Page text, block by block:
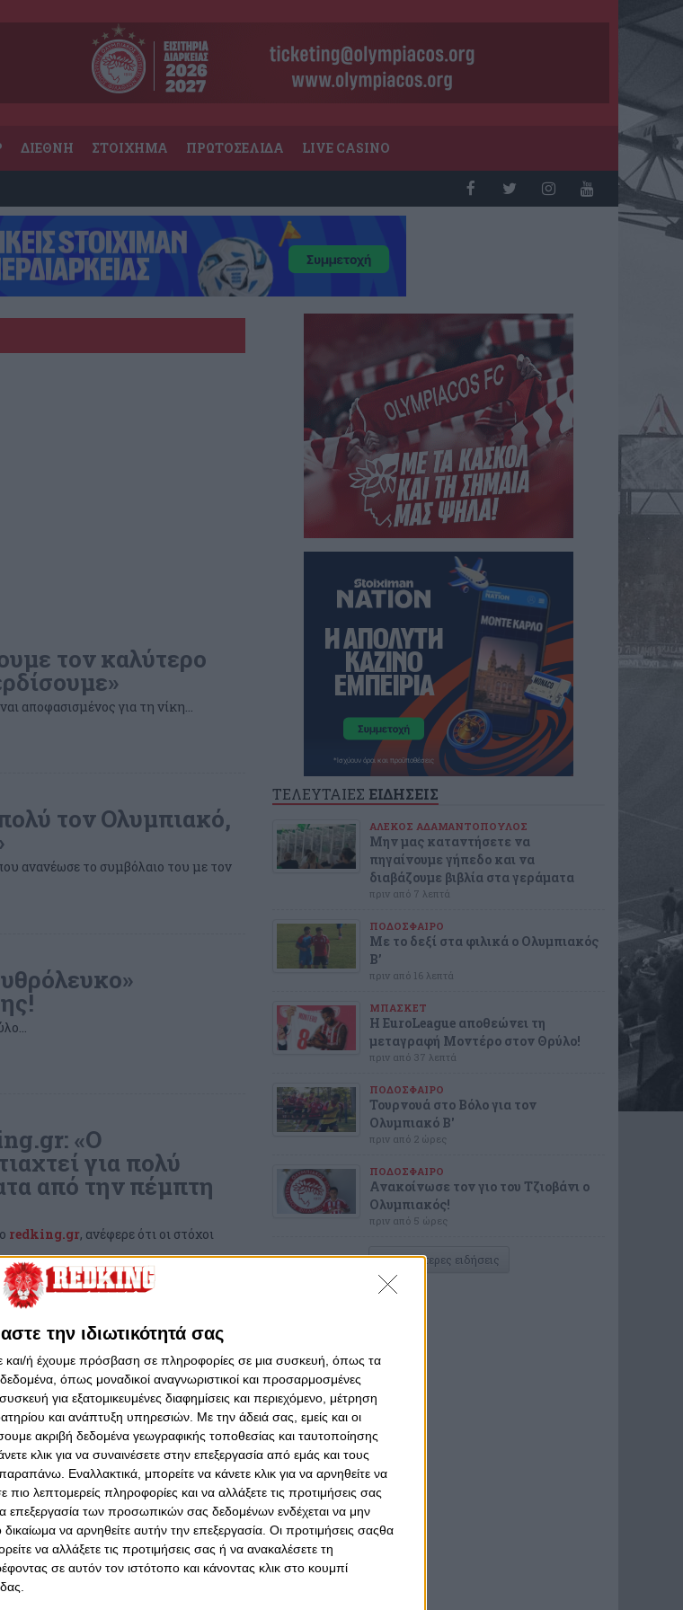
την ιδιωτικότητά σας
και/ή έχουμε πρόσβαση σε πληροφορίες σε μια συσκευή, όπως τα
όπως μοναδικοί αναγνωριστικοί και προσαρμοσμένες
για εξατομικευμένες διαφημίσεις και περιεχόμενο, μέτρηση
και ανάπτυξη υπηρεσιών. Με την άδειά σας, εμείς και οι
ακριβή δεδομένα γεωγραφικής τοποθεσίας και ταυτοποίησης
κλικ για να συναινέσετε στην επεξεργασία από εμάς και τους
Εναλλακτικά, μπορείτε να κάνετε κλικ για να αρνηθείτε να
λεπτομερείς πληροφορίες και να αλλάξετε τις προτιμήσεις σας
επεξεργασία των προσωπικών σας δεδομένων ενδέχεται να μην
να αρνηθείτε αυτήν την επεξεργασία. Οι προτιμήσεις σαςθα
να αλλάξετε τις προτιμήσεις σας ή να ανακαλέσετε τη
σε αυτόν τον ιστότοπο και κάνοντας κλικ στο κουμπί
ΔΙΕΘΝΗ ΣΤΟΙΧΗΜΑ ΠΡΩΤΟΣΕΛΙΔΑ LIVE CASINO
τον καλύτερο
αποφασισμένος για τη νίκη...
τον Ολυμπιακό,
ανανέωσε το συμβόλαιο του με τον
«Ο
για πολύ
από την πέμπτη
redking.gr, ανέφερε ότι οι στόχοι
τους εαυτούς με
νίκη επί της Γιουγκ.
δείχνουν πόσο
ΤΕΛΕΥΤΑΙΕΣ ΕΙΔΗΣΕΙΣ
ΑΛΕΚΟΣ ΑΔΑΜΑΝΤΟΠΟΥΛΟΣ
Μην μας καταντήσετε να
πηγαίνουμε γήπεδο και να
διαβάζουμε βιβλία στα γεράματα
πριν από 7 λεπτά
ΠΟΔΟΣΦΑΙΡΟ
Με το δεξί στα φιλικά ο Ολυμπιακός
Β’
πριν από 16 λεπτά
ΜΠΑΣΚΕΤ
Η EuroLeague αποθεώνει τη
μεταγραφή Μοντέρο στον Θρύλο!
πριν από 37 λεπτά
ΠΟΔΟΣΦΑΙΡΟ
Τουρνουά στο Βόλο για τον
Ολυμπιακό Β'
πριν από 2 ώρες
ΠΟΔΟΣΦΑΙΡΟ
Ανακοίνωσε τον γιο του Τζιοβάνι ο
Ολυμπιακός!
πριν από 5 ώρες
Περισσότερες ειδήσεις